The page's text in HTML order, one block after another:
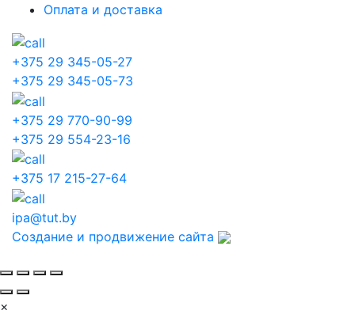
Оплата и доставка
+375 29 345-05-27
+375 29 345-05-73
+375 29 770-90-99
+375 29 554-23-16
+375 17 215-27-64
ipa@tut.by
Создание и продвижение сайта
×